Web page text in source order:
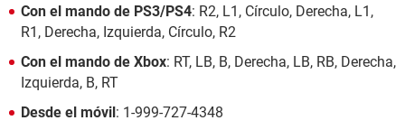
Con el mando de PS3/PS4: R2, L1, Círculo, Derecha, L1,
R1, Derecha, Izquierda, Círculo, R2
Con el mando de Xbox: RT, LB, B, Derecha, LB, RB, Derecha,
Izquierda, B, RT
Desde el móvil: 1-999-727-4348